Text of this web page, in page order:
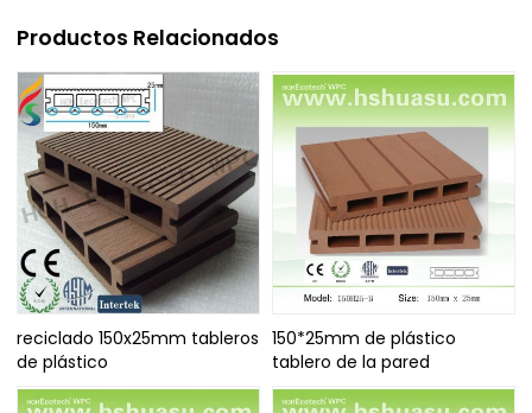
Productos Relacionados
reciclado 150x25mm tableros
de plástico
150*25mm de plástico
tablero de la pared